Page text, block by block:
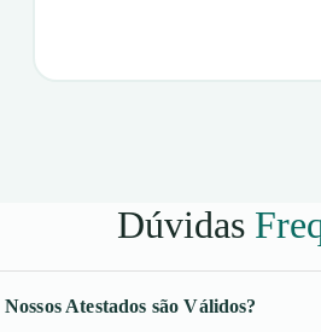
Dúvidas
Nossos Atestados são Válidos?